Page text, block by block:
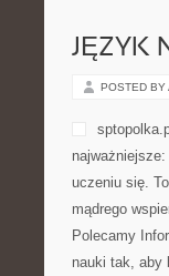
JĘZYK
POSTED BY
uczeniu się.
mądrego
Polecamy
nauki tak, aby